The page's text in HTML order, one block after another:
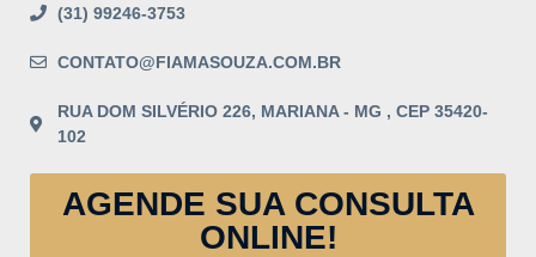
(31) 99246-3753
CONTATO@FIAMASOUZA.COM.BR
RUA DOM SILVÉRIO 226, MARIANA - MG , CEP 35420-
102
AGENDE SUA CONSULTA
ONLINE!